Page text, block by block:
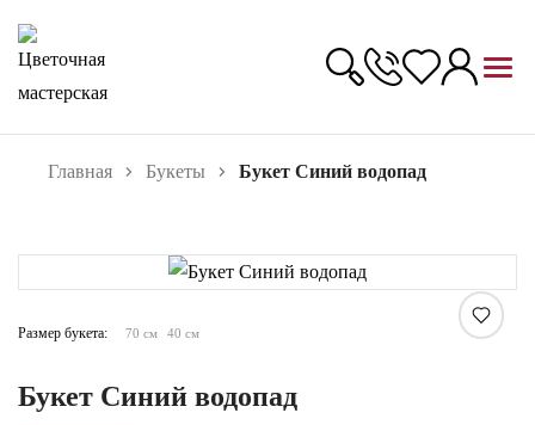
Главная Букеты Букет Синий водопад
Размер букета: 70 см 40 см
Букет Синий водопад